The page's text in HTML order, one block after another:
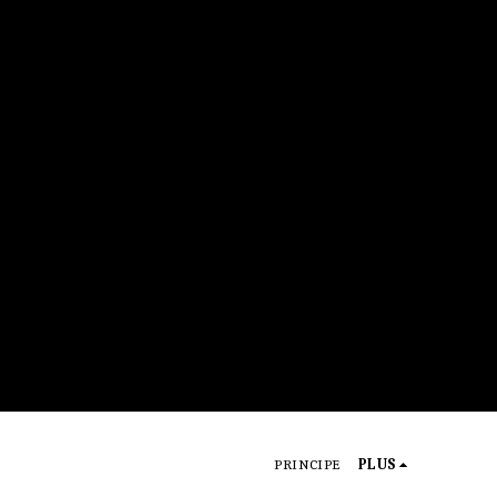
PRINCIPE PLUS